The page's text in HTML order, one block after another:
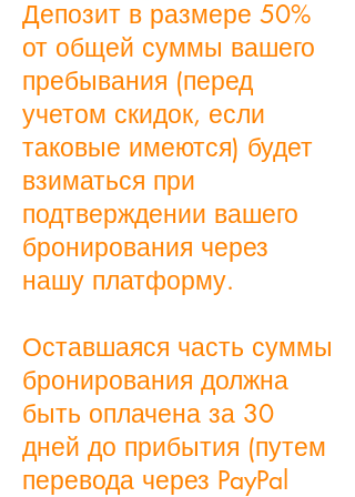
Депозит в размере 50%
от общей суммы вашего
пребывания (перед
учетом скидок, если
таковые имеются) будет
взиматься при
подтверждении вашего
бронирования через
нашу платформу.
Оставшаяся часть суммы
бронирования должна
быть оплачена за 30
дней до прибытия (путем
перевода через PayPal